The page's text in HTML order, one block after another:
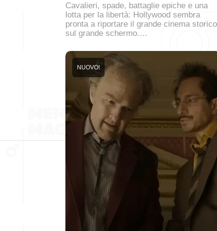
Cavalieri, spade, battaglie epiche e una
lotta per la libertà: Hollywood sembra
pronta a riportare il grande cinema storico
sul grande schermo.…
NUOVO!